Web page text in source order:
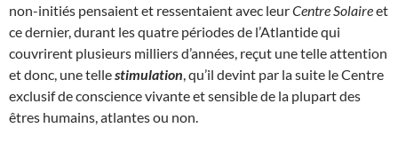
non-initiés pensaient et ressentaient avec leurCentre Solaireet
ce dernier, durant les quatre périodes de l’Atlantide qui
couvrirent plusieurs milliers d’années, reçut une telle attention
et donc, une tellestimulation , qu’il devint par la suite le Centre
exclusif de conscience vivante et sensible de la plupart des
êtres humains, atlantes ou non.